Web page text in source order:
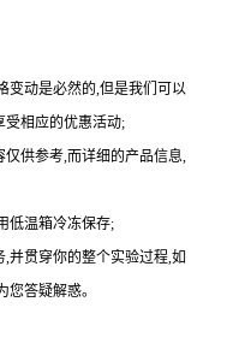
变动是必然的,但是我们可以
受相应的优惠活动;
供参考,而详细的产品信息,
低温箱冷冻保存;
并贯穿你的整个实验过程,如
答疑解惑。